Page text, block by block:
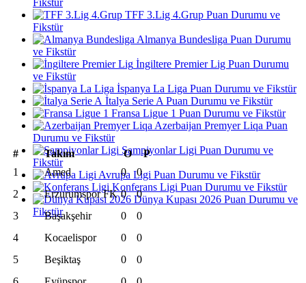
Fikstür
TFF 3.Lig 4.Grup Puan Durumu ve
Fikstür
Almanya Bundesliga Puan Durumu
ve Fikstür
İngiltere Premier Lig Puan Durumu
ve Fikstür
İspanya La Liga Puan Durumu ve Fikstür
İtalya Serie A Puan Durumu ve Fikstür
Fransa Ligue 1 Puan Durumu ve Fikstür
Azerbaijan Premyer Liqa Puan
Durumu ve Fikstür
Şampiyonlar Ligi Puan Durumu ve
Fikstür
Avrupa Ligi Puan Durumu ve Fikstür
Konferans Ligi Puan Durumu ve Fikstür
Dünya Kupası 2026 Puan Durumu ve
Fikstür
# Takım O
P
1
Amed 0
0
2
Erzurumspor FK 0
0
3
Başakşehir 0
0
4
Kocaelispor 0
0
5
Beşiktaş 0
0